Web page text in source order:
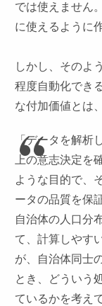
では使えません
に使えるように
しかし、そのよ
程度自動化でき
な付加価値とは
「データを解析
上の意志決定を
ような目的で、
ータの品質を保
自治体の人口分
て、計算しやす
が、自治体同士
とき、どういう
ているかを考え